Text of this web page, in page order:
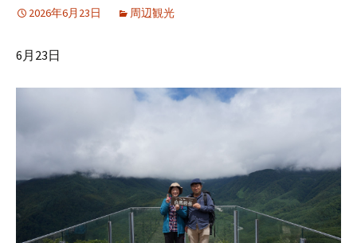
2026年6月23日 周辺観光
6月23日